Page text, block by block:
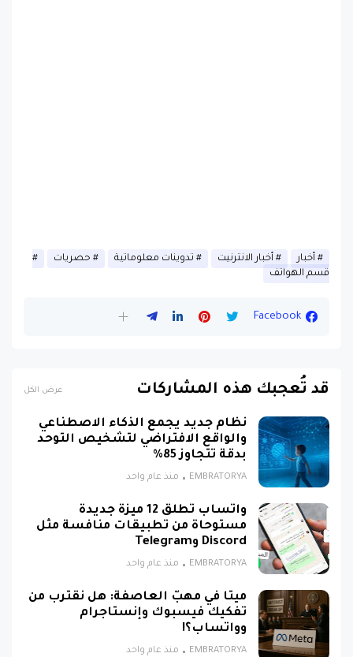
أخبار أخبار الانترنيت تدوينات معلوماتية
حصريات
قسم الهواتف
Facebook
قد تُعجبك هذه المشاركات عرض الكل
نظام جديد يجمع الذكاء الاصطناعي
والواقع الافتراضي لتشخيص التوحد
بدقة تتجاوز 85%
EMBRATORYA منذ عام واحد
واتساب تطلق 12 ميزة جديدة
مستوحاة من تطبيقات منافسة مثل
Discord وTelegram
EMBRATORYA منذ عام واحد
ميتا في مهبّ العاصفة: هل نقترب من
تفكيك فيسبوك وإنستاجرام
وواتساب؟!
EMBRATORYA منذ عام واحد